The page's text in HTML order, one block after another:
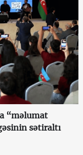
“məlumat
sətiraltı